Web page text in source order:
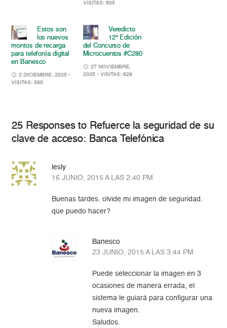
VISITAS: 605
Estos son
los nuevos
montos de recarga
para telefonía digital
en Banesco
2 DICIEMBRE, 2025 •
VISITAS: 590
Veredicto
12° Edición
del Concurso de
Microcuentos #C280
27 NOVIEMBRE,
2025 • VISITAS: 629
25 Responses to Refuerce la seguridad de su
clave de acceso: Banca Telefónica
lesly
16 JUNIO, 2015 A LAS 2:40 PM
Buenas tardes. olvide mi imagen de seguridad.
que puedo hacer?
Banesco
23 JUNIO, 2015 A LAS 3:44 PM
Puede seleccionar la imagen en 3
ocasiones de manera errada, el
sistema le guiará para configurar una
nueva imagen.
Saludos.